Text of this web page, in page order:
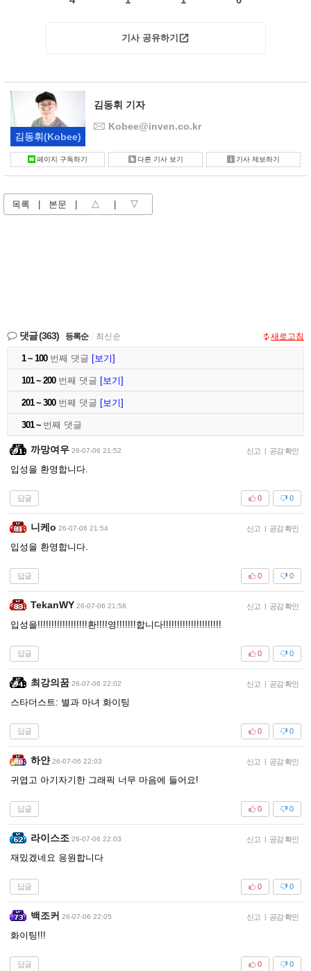
기사 공유하기
김동휘(Kobee)
김동휘 기자
Kobee@inven.co.kr
페이지 구독하기 다른 기사 보기 기사 제보하기
목록 본문 △ ▽
댓글(363) 등록순 최신순 새로고침
1 ~ 100번째 댓글 [보기]
101 ~ 200번째 댓글 [보기]
201 ~ 300번째 댓글 [보기]
301 ~ 번째 댓글
까망여우 26-07-06 21:52 신고 | 공감 확인
입성을 환영합니다.
답글 0
0
니케o 26-07-06 21:54 신고 | 공감 확인
입성을 환영합니다.
답글 0
0
TekanWY 26-07-06 21:58 신고 | 공감 확인
입성을!!!!!!!!!!!!!!!!!!환!!!!영!!!!!!!합니다!!!!!!!!!!!!!!!!!!!!!
답글 0
0
최강의꿈 26-07-06 22:02 신고 | 공감 확인
스타더스트: 별과 마녀 화이팅
답글 0
0
하얀 26-07-06 22:03 신고 | 공감 확인
귀엽고 아기자기한 그래픽 너무 마음에 들어요!
답글 0
0
라이스조 26-07-06 22:03 신고 | 공감 확인
재밌겠네요 응원합니다
답글 0
0
백조커 26-07-06 22:05 신고 | 공감 확인
화이팅!!!
답글 0
0